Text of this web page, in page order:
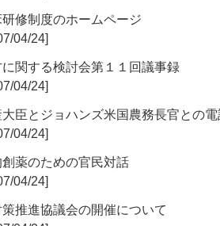
修制度のホームページ
04/24]
関する検討会第１１回議事録
04/24]
臣とジョハンズ米国農務長官との
04/24]
薬のための官民対話
04/24]
推進協議会の開催について